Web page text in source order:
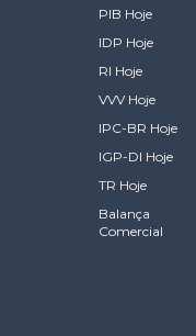
PIB Hoje
IDP Hoje
RI Hoje
VVV Hoje
IPC-BR Hoje
IGP-DI Hoje
TR Hoje
Balança
Comercial